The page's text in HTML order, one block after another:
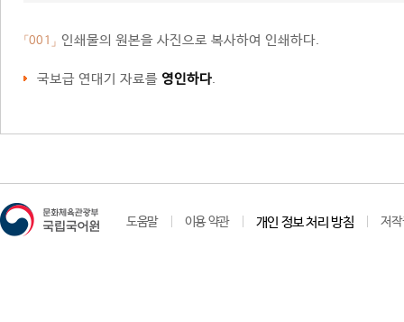
「001」 인쇄물의 원본을 사진으로 복사하여 인쇄하다.
국보급 연대기 자료를 영인하다.
도움말 이용 약관 개인 정보 처리 방침 저